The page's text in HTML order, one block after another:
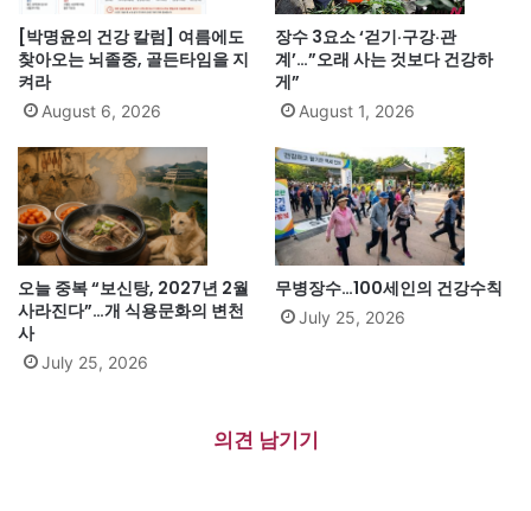
[박명윤의 건강 칼럼] 여름에도
찾아오는 뇌졸중, 골든타임을 지
켜라
August 6, 2026
장수 3요소 ‘걷기·구강·관
계’…”오래 사는 것보다 건강하
게”
August 1, 2026
오늘 중복 “보신탕, 2027년 2월
사라진다”…개 식용문화의 변천
사
July 25, 2026
무병장수…100세인의 건강수칙
July 25, 2026
의견 남기기